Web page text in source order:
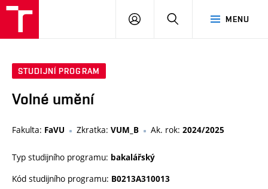
MENU
PŘIHLÁSIT
STUDIJNÍ PROGRAM
Volné umění
Fakulta: FaVU Zkratka: VUM_B Ak. rok: 2024/2025
Typ studijního programu: bakalářský
Kód studijního programu: B0213A310013